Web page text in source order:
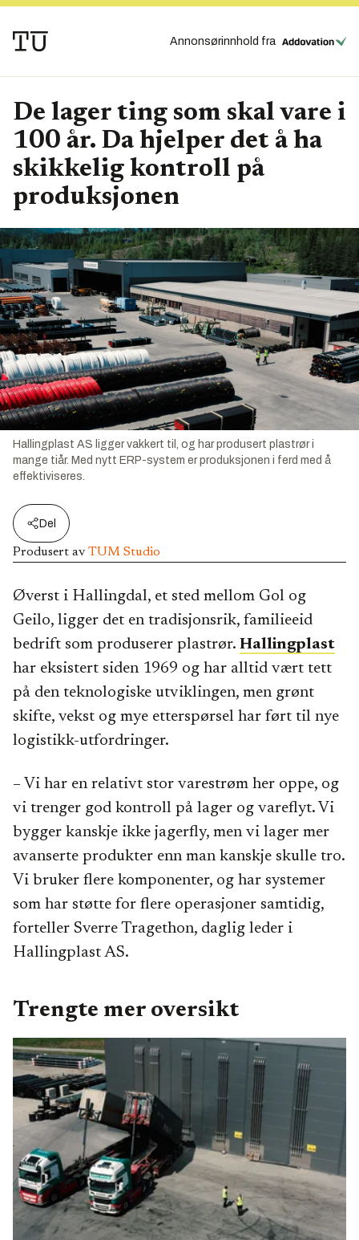
Annonsørinnhold fra
De lager ting som skal vare i
100 år. Da hjelper det å ha
skikkelig kontroll på
produksjonen
Hallingplast AS ligger vakkert til, og har produsert plastrør i
mange tiår. Med nytt ERP-system er produksjonen i ferd med å
effektiviseres.
Del
Produsert av TUM Studio
Øverst i Hallingdal, et sted mellom Gol og
Geilo, ligger det en tradisjonsrik, familieeid
bedrift som produserer plastrør. Hallingplast
har eksistert siden 1969 og har alltid vært tett
på den teknologiske utviklingen, men grønt
skifte, vekst og mye etterspørsel har ført til nye
logistikk-utfordringer.
– Vi har en relativt stor varestrøm her oppe, og
vi trenger god kontroll på lager og vareflyt. Vi
bygger kanskje ikke jagerfly, men vi lager mer
avanserte produkter enn man kanskje skulle tro.
Vi bruker flere komponenter, og har systemer
som har støtte for flere operasjoner samtidig,
forteller Sverre Tragethon, daglig leder i
Hallingplast AS.
Trengte mer oversikt